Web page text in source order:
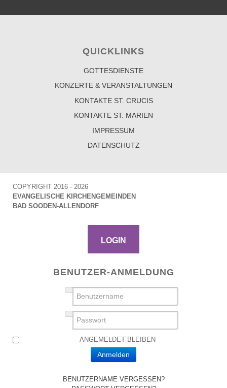
QUICKLINKS
GOTTESDIENSTE
KONZERTE & VERANSTALTUNGEN
KONTAKTE ST. CRUCIS
KONTAKTE ST. MARIEN
IMPRESSUM
DATENSCHUTZ
COPYRIGHT 2016 - 2026
EVANGELISCHE KIRCHENGEMEINDEN
BAD SOODEN-ALLENDORF
LOGIN
BENUTZER-ANMELDUNG
BENUTZERNAME
PASSWORT
ANGEMELDET BLEIBEN
Anmelden
BENUTZERNAME VERGESSEN?